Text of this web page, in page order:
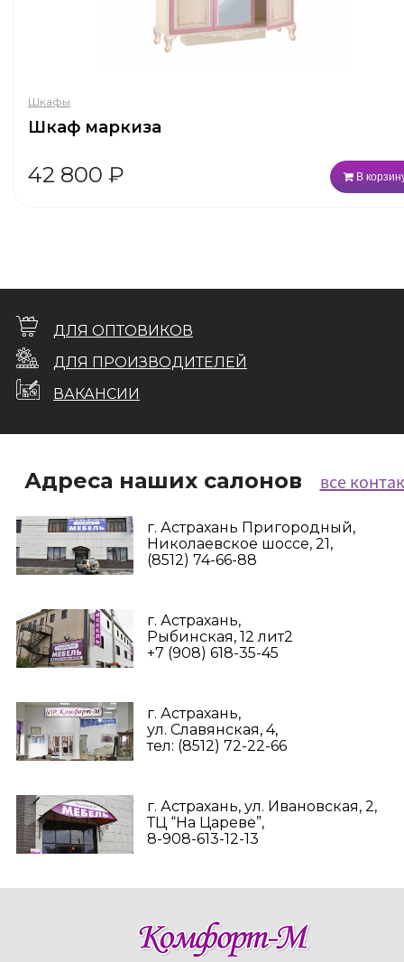
Шкафы
Шкаф маркиза
42 800 ₽ В
ДЛЯ ОПТОВИКОВ
ДЛЯ ПРОИЗВОДИТЕЛЕЙ
ВАКАНСИИ
Адреса наших салонов все
г. Астрахань Пригородный,
Николаевское шоссе, 21,
(8512) 74-66-88
г. Астрахань,
Рыбинская, 12 лит2
+7 (908) 618-35-45‬
г. Астрахань,
ул. Славянская, 4,
тел: (8512) 72-22-66
г. Астрахань, ул. Ивановская, 2,
ТЦ “На Цареве”,
8-908-613-12-13